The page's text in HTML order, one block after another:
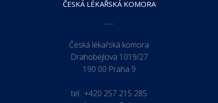
ČESKÁ LÉKAŘSKÁ KOMORA
Česká lékařská komora
Drahobejlova 1019/27
190 00 Praha 9
tel.: +420 257 215 285